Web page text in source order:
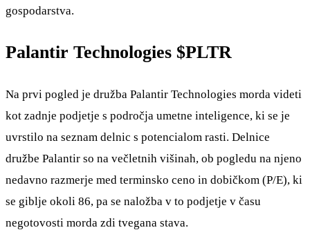
gospodarstva.
Palantir Technologies $PLTR
Na prvi pogled je družba Palantir Technologies morda videti
kot zadnje podjetje s področja umetne inteligence, ki se je
uvrstilo na seznam delnic s potencialom rasti. Delnice
družbe Palantir so na večletnih višinah, ob pogledu na njeno
nedavno razmerje med terminsko ceno in dobičkom (P/E), ki
se giblje okoli 86, pa se naložba v to podjetje v času
negotovosti morda zdi tvegana stava.